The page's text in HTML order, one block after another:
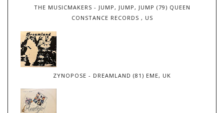
THE MUSICMAKERS - JUMP, JUMP, JUMP (79) QUEEN
CONSTANCE RECORDS , US
ZYNOPOSE - DREAMLAND (81) EME, UK